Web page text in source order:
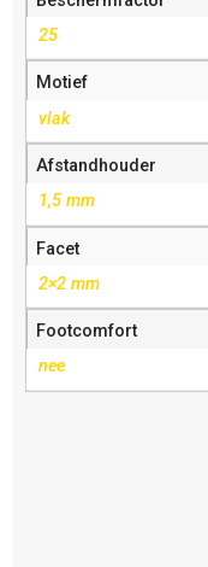
25
Motief
vlak
Afstandhouder
1,5 mm
Facet
2×2 mm
Footcomfort
nee